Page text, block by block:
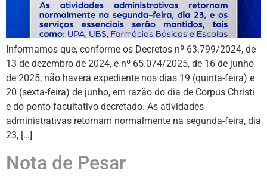
Informamos que, conforme os Decretos nº 63.799/2024, de
13 de dezembro de 2024, e nº 65.074/2025, de 16 de junho
de 2025, não haverá expediente nos dias 19 (quinta-feira) e
20 (sexta-feira) de junho, em razão do dia de Corpus Christi
e do ponto facultativo decretado. As atividades
administrativas retornam normalmente na segunda-feira, dia
23, […]
Nota de Pesar